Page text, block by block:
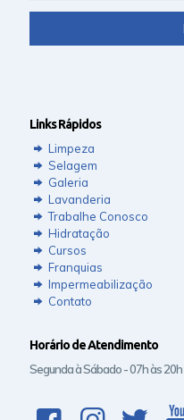
Links Rápidos
Limpeza
Selagem
Galeria
Lavanderia
Trabalhe Conosco
Hidratação
Cursos
Franquias
Impermeabilização
Contato
Horário de Atendimento
Segunda à Sábado - 07h às 20h